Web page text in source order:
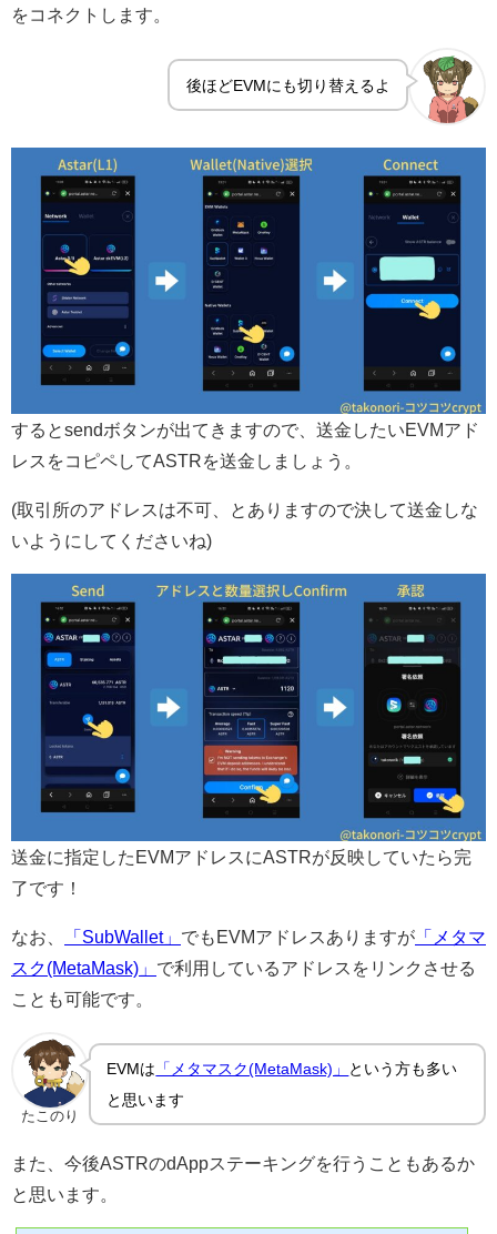
をコネクトします。
後ほどEVMにも切り替えるよ
するとsendボタンが出てきますので、送金したいEVMアド
レスをコピペしてASTRを送金しましょう。
(取引所のアドレスは不可、とありますので決して送金しな
いようにしてくださいね)
送金に指定したEVMアドレスにASTRが反映していたら完
了です！
なお、 「SubWallet」 でもEVMアドレスありますが 「メタマ
スク(MetaMask)」 で利用しているアドレスをリンクさせる
ことも可能です。
たこのり
EVMは 「メタマスク(MetaMask)」
という方も多い
と思います
また、今後ASTRのdAppステーキングを行うこともあるか
と思います。